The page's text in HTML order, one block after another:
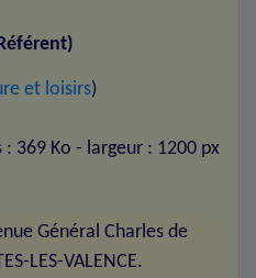
et loisirs)
: 369 Ko - largeur : 1200 px
Général Charles de
LES-VALENCE.